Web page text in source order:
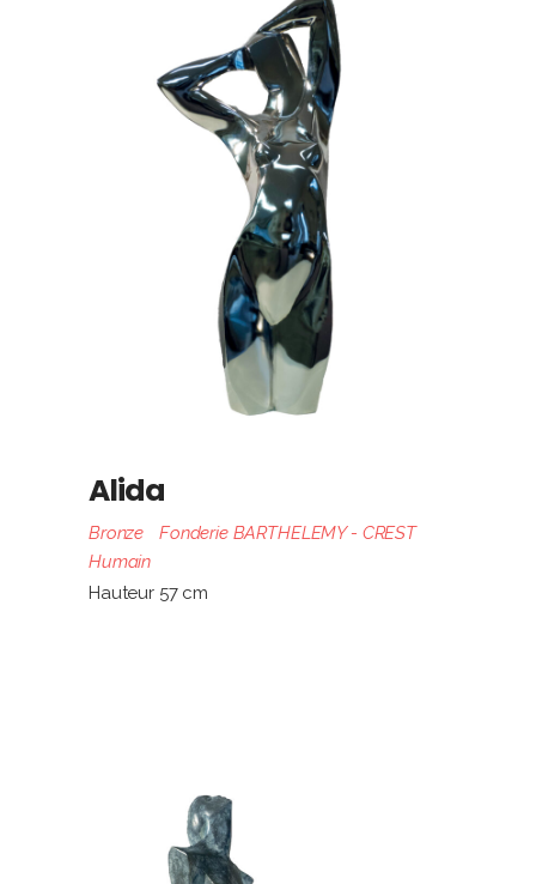
Alida
Bronze
Fonderie BARTHELEMY - CREST
Humain
Hauteur 57 cm